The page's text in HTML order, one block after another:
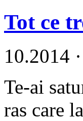
Tot ce
10.2014 ·
Te-ai
ras care